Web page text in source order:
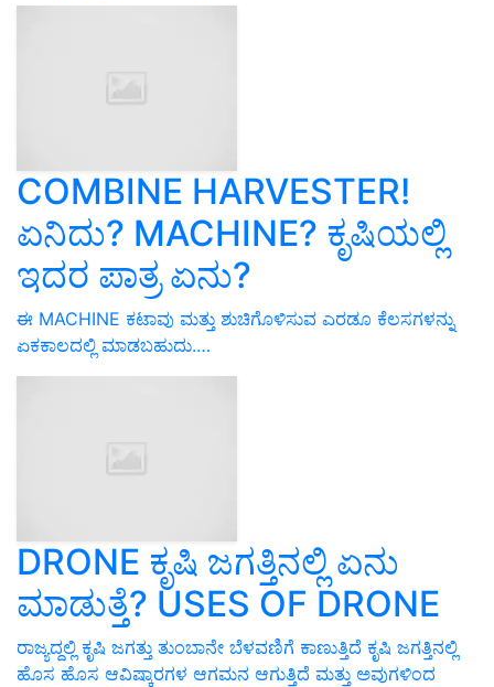
COMBINE HARVESTER!
ಏನಿದು? MACHINE? ಕೃಷಿಯಲ್ಲಿ
ಇದರ ಪಾತ್ರ ಏನು?
ಈ MACHINE ಕಟಾವು ಮತ್ತು ಶುಚಿಗೊಳಿಸುವ ಎರಡೂ ಕೆಲಸಗಳನ್ನು
ಏಕಕಾಲದಲ್ಲಿ ಮಾಡಬಹುದು.…
DRONE ಕೃಷಿ ಜಗತ್ತಿನಲ್ಲಿ ಏನು
ಮಾಡುತ್ತೆ? USES OF DRONE
ರಾಜ್ಯದ್ದಲ್ಲಿ ಕೃಷಿ ಜಗತ್ತು ತುಂಬಾನೇ ಬೆಳವಣಿಗೆ ಕಾಣುತ್ತಿದೆ ಕೃಷಿ ಜಗತ್ತಿನಲ್ಲಿ
ಹೊಸ ಹೊಸ ಆವಿಷ್ಕಾರಗಳ ಆಗಮನ ಆಗುತ್ತಿದೆ ಮತ್ತು ಅವುಗಳಿಂದ